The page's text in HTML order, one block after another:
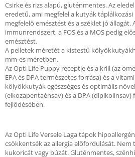
Csirke és rizs alapú, gluténmentes. Az
eredetű, ami megfelel a kutyák
megfelelő emésztést és a széklet jó
immunrendszert, a FOS és a MOS pedig
emésztést.
A pelletek méretét a kistestű
mm-es méretben.
Az Opti Life Puppy receptje és a krill (az
EPA és DPA természetes forrása) és a
kölyökkutyák egészséges és optimális
(eikozapentaénsav) és a DPA
fejlődésében.
Az Opti Life Versele Laga tápok
csökkentsék az allergia előfordulását. Nem
kukoricát vagy búzát. Gluténmentes,